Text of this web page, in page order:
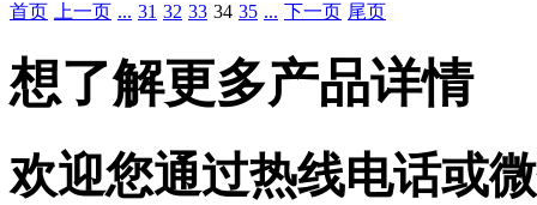
首页 上一页 ... 31 32 33 34 35 ... 下一页 尾页
想了解更多产品详情
欢迎您通过热线电话或